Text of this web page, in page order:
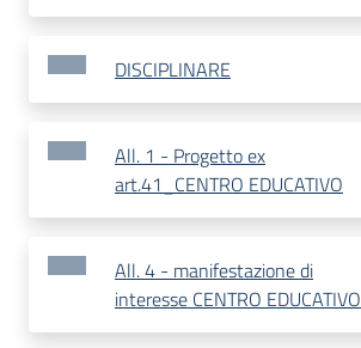
DISCIPLINARE
All. 1 - Progetto ex
art.41_CENTRO EDUCATIVO
All. 4 - manifestazione di
interesse CENTRO EDUCATIVO